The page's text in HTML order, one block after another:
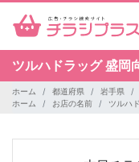
ツルハドラッグ盛岡
ホーム 都道府県 岩手県
ホーム
お店の名前 ツルハ